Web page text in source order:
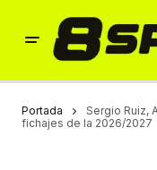
Portada
Sergio Ruiz,
fichajes de la 2026/2027